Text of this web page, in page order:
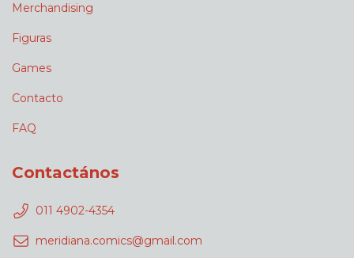
Merchandising
Figuras
Games
Contacto
FAQ
Contactános
011 4902-4354
meridiana.comics@gmail.com